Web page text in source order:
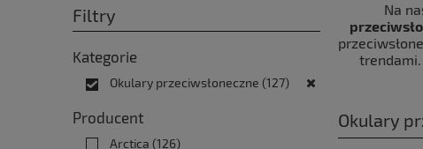
Filtry
Kategorie
Okulary przeciwsłoneczne (127)
Producent
Arctica (126)
Na
trendami.
Okulary